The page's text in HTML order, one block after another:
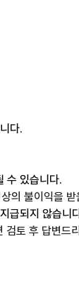
다.
수 있습니다.
의 불이익을
급되지 않습니
검토 후 답변드